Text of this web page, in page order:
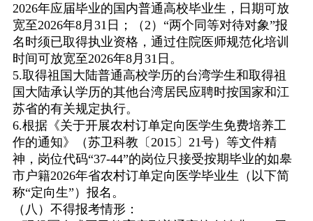
2026年应届毕业的国内普通高校毕业生，日期可放
宽至2026年8月31 日；（2 ）“两个同等对待对象”报
名时须已取得执业资格，通过住院医师规范化培训
时间可放宽至2026年8月31 日。
5.取得祖国大陆普通高校学历的台湾学生和取得祖
国大陆承认学历的其他台湾居民应聘时按国家和江
苏省的有关规定执行。
6.根据《关于开展农村订单定向医学生免费培养工
作的通知》（苏卫科教〔2015 〕21号）等文件精
神，岗位代码“37-44”的岗位只接受按期毕业的如皋
市户籍2026年省农村订单定向医学毕业生（以下简
称“定向生” ）报名。
（八）不得报考情形：